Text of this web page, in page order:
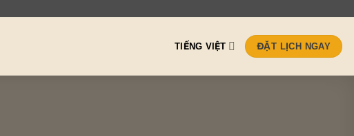
TIẾNG VIỆT ĐẶT LỊCH NGAY